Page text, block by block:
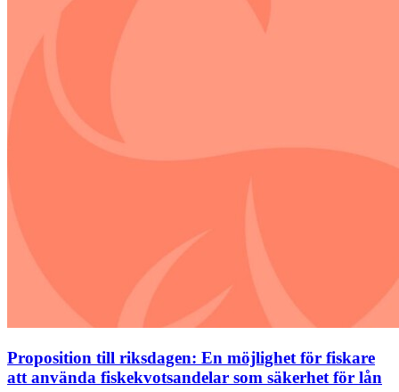
Proposition till riksdagen: En möjlighet för fiskare
att använda fiskekvotsandelar som säkerhet för lån